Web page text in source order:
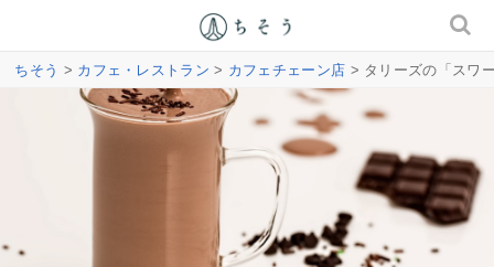
ちそう > カフェ・レストラン > カフェチェーン店 > タリーズの「スワ